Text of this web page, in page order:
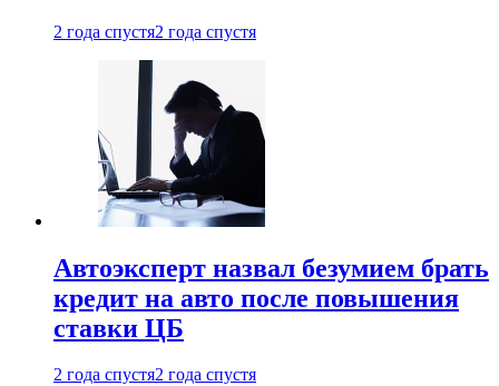
2 года спустя2 года спустя
Автоэксперт назвал безумием брать
кредит на авто после повышения
ставки ЦБ
2 года спустя2 года спустя